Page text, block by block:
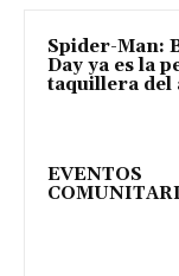
Spider-Man:
Day ya es la
taquillera del
EVENTOS